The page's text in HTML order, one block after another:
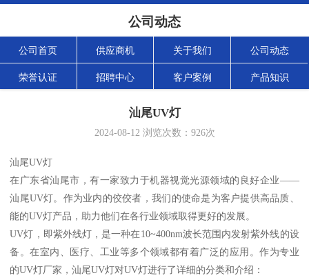
公司动态
公司首页 供应商机 关于我们 公司动态
荣誉认证 招聘中心 客户案例 产品知识
汕尾UV灯
2024-08-12浏览次数： 926次
汕尾UV灯
在广东省汕尾市，有一家致力于机器视觉光源领域的良好企业——
汕尾UV灯。作为业内的佼佼者，我们的使命是为客户提供高品质、
能的UV灯产品，助力他们在各行业领域取得更好的发展。
UV灯，即紫外线灯，是一种在10~400nm波长范围内发射紫外线的设
备。在室内、医疗、工业等多个领域都有着广泛的应用。作为专业
的UV灯厂家，汕尾UV灯对UV灯进行了详细的分类和介绍：